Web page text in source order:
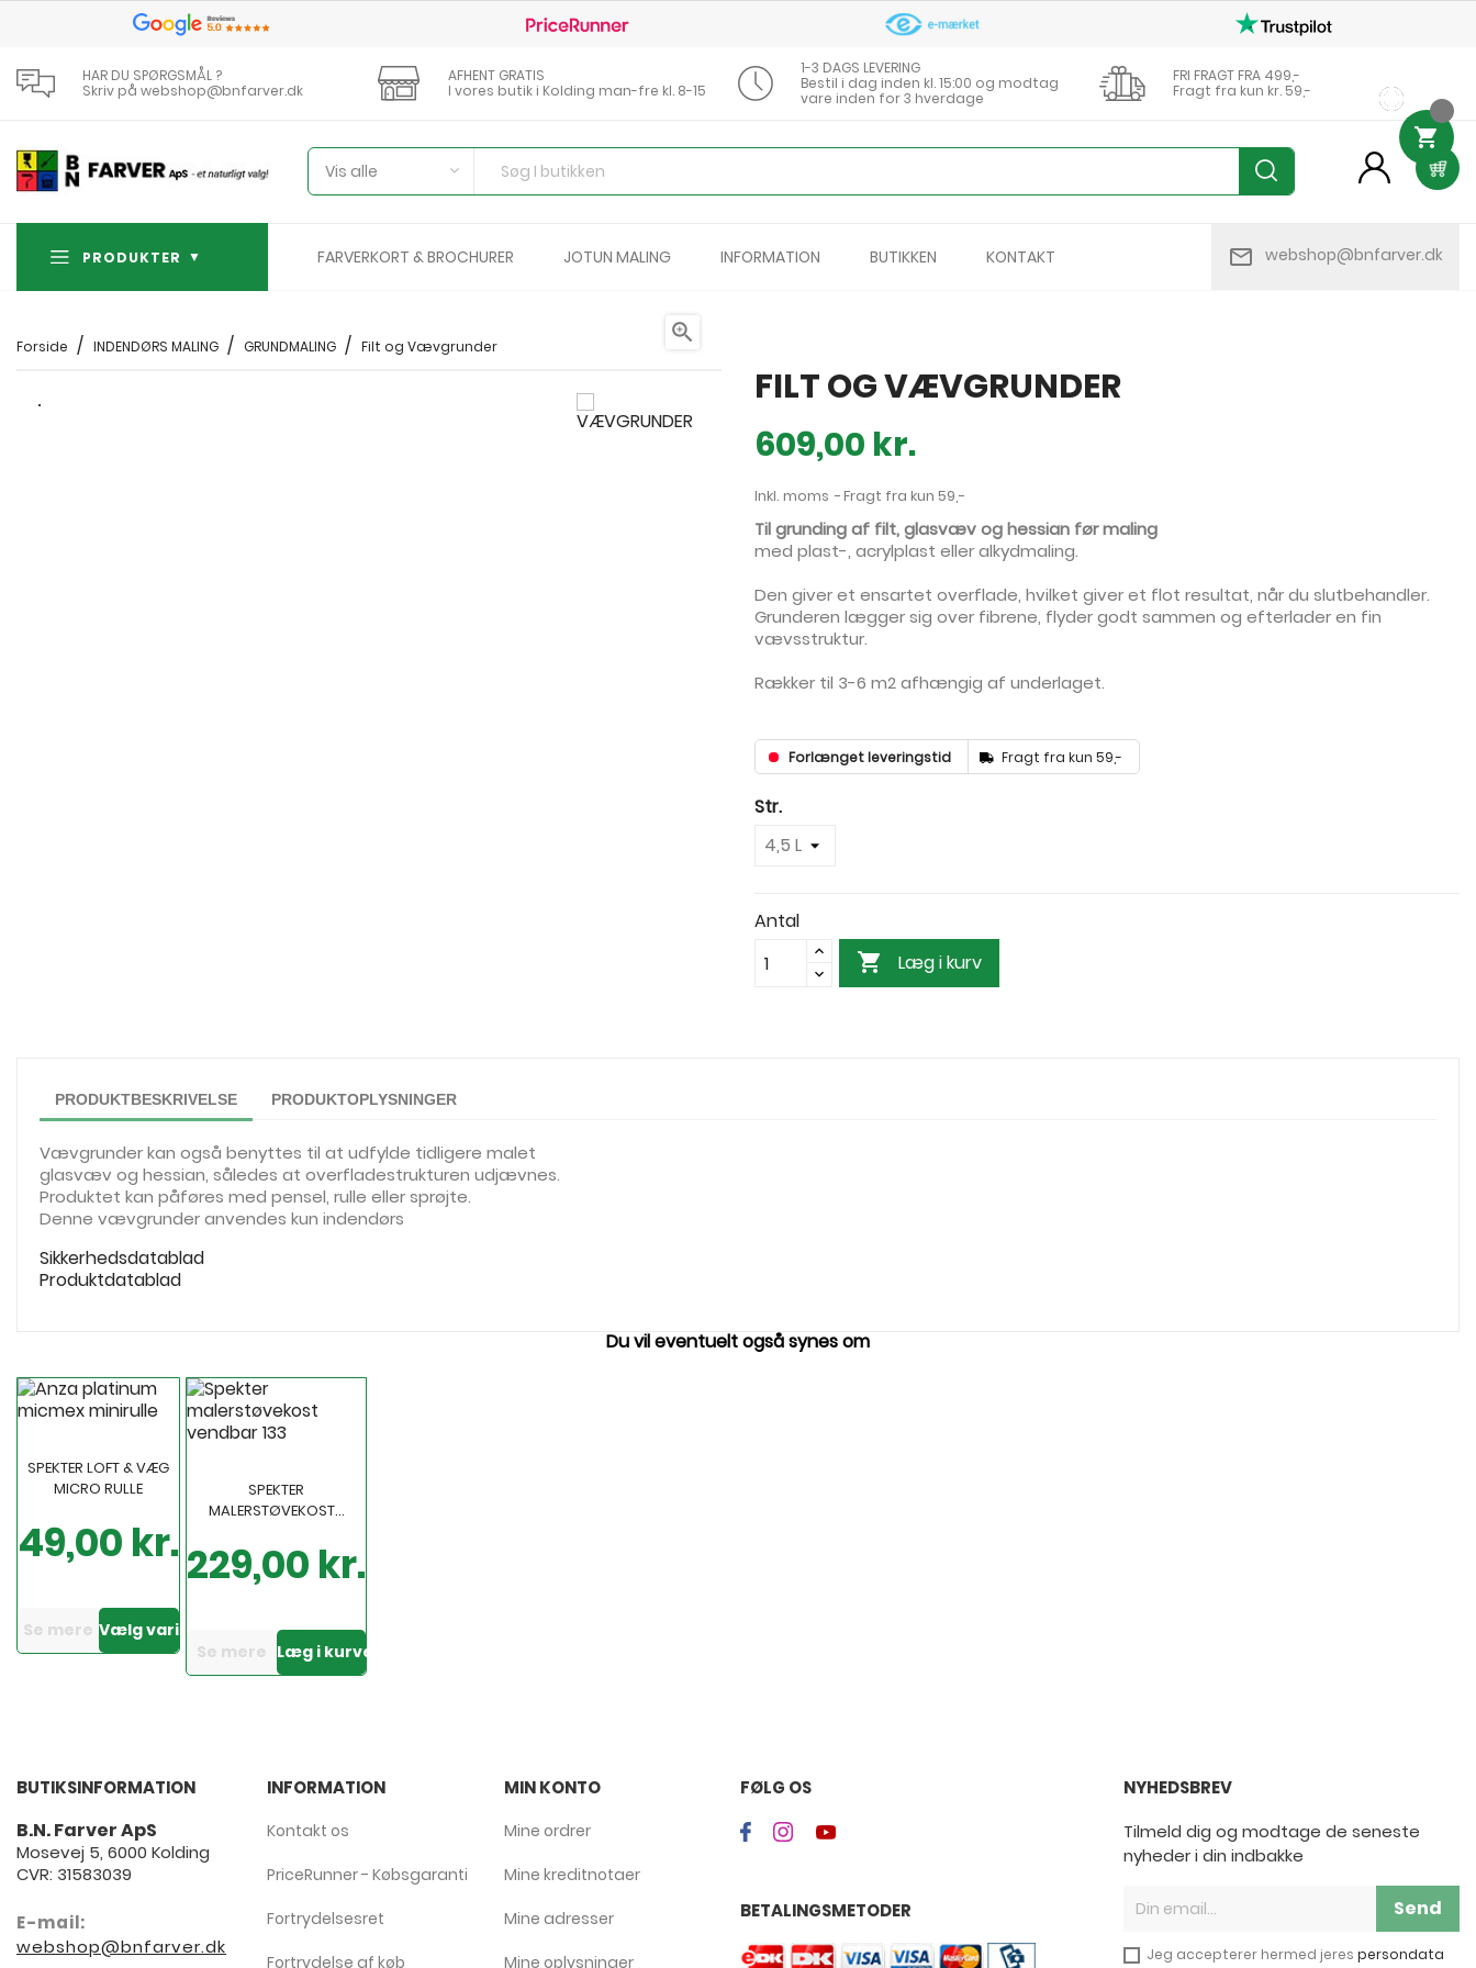
HAR DU SPØRGSMÅL ?
Skriv på webshop@bnfarver.dk
AFHENT GRATIS
I vores butik i Kolding man-fre kl. 8-15
1-3 DAGS LEVERING
Bestil i dag inden kl. 15:00 og modtag
vare inden for 3 hverdage
FRI FRAGT FRA 499,-
Fragt fra kun kr. 59,-
Vis alle person
PRODUKTER FARVERKORT & BROCHURER JOTUN MALING INFORMATION BUTIKKEN KONTAKT mail_outline webshop@bnfarver.dk
Forside INDENDØRS MALING GRUNDMALING Filt og Vævgrunder

FILT OG VÆVGRUNDER
609,00 kr.
Inkl. moms Fragt fra kun 59,-
Til grunding af filt, glasvæv og hessian før maling
med plast-, acrylplast eller alkydmaling.
Den giver et ensartet overflade, hvilket giver et flot resultat, når du slutbehandler.
Grunderen lægger sig over fibrene, flyder godt sammen og efterlader en fin
vævsstruktur.
Rækker til 3-6 m2 afhængig af underlaget.
Forlænget leveringstid Fragt fra kun 59,-
Str.
Antal
 Læg i kurv
PRODUKTBESKRIVELSE PRODUKTOPLYSNINGER
Vævgrunder kan også benyttes til at udfylde tidligere malet
glasvæv og hessian, således at overfladestrukturen udjævnes.
Produktet kan påføres med pensel, rulle eller sprøjte.
Denne vævgrunder anvendes kun indendørs
Sikkerhedsdatablad
Produktdatablad
Du vil eventuelt også synes om
SPEKTER LOFT & VÆG
MICRO RULLE
Pris
49,00 kr.
Se mere Vælg variant
SPEKTER
MALERSTØVEKOST...
Pris
229,00 kr.
Se mere Læg i kurven
BUTIKSINFORMATION
B.N. Farver ApS
Mosevej 5, 6000 Kolding
CVR: 31583039
E-mail:
webshop@bnfarver.dk
INFORMATION
Kontakt os
PriceRunner - Købsgaranti
Fortrydelsesret
Fortrydelse af køb
MIN KONTO
Mine ordrer
Mine kreditnotaer
Mine adresser
Mine oplysninger
FØLG OS
BETALINGSMETODER
NYHEDSBREV
Tilmeld dig og modtage de seneste
nyheder i din indbakke
Send
Jeg accepterer hermed jeres persondata
